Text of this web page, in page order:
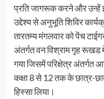
प्रति जागरूक करने और उन्हें
उद्देश्य से अनुभूति शिविर
तारतम्य मंगलवार को पेंच
अंतर्गत वन विश्राम गृह रूखड
गया जिसमें परिक्षेत्र अंतर्गत
कक्षा 8 से 12 तक के छात्र-
हिस्सा लिया।